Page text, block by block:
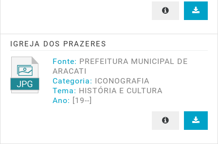
IGREJA DOS PRAZERES
Fonte: PREFEITURA MUNICIPAL DE
ARACATI
Categoria: ICONOGRAFIA
Tema: HISTÓRIA E CULTURA
Ano: [19--]